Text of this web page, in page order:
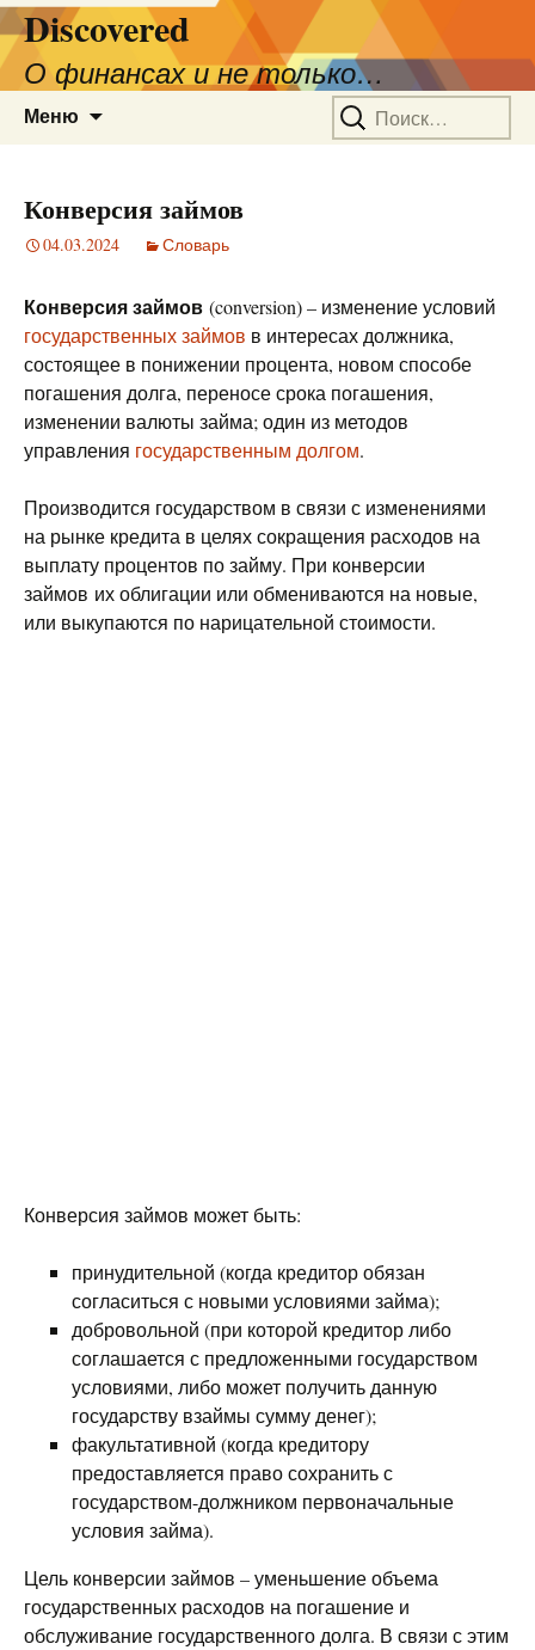
Discovered
О финансах и не только…
Меню Найти:
Конверсия займов
04.03.2024 Словарь
Конверсия займов (conversion) – изменение условий
государственных займов в интересах должника,
состоящее в понижении процента, новом способе
погашения долга, переносе срока погашения,
изменении валюты займа; один из методов
управления государственным долгом.
Производится государством в связи с изменениями
на рынке кредита в целях сокращения расходов на
выплату процентов по займу. При конверсии
займов их облигации или обмениваются на новые,
или выкупаются по нарицательной стоимости.
Конверсия займов может быть:
принудительной (когда кредитор обязан
согласиться с новыми условиями займа);
добровольной (при которой кредитор либо
соглашается с предложенными государством
условиями, либо может получить данную
государству взаймы сумму денег);
факультативной (когда кредитору
предоставляется право сохранить с
государством-должником первоначальные
условия займа).
Цель конверсии займов – уменьшение объема
государственных расходов на погашение и
обслуживание государственного долга. В связи с этим